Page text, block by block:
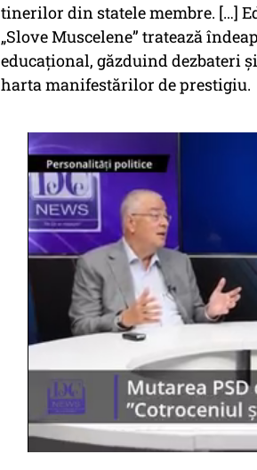
tinerilor din statele membre. […]
„Slove Muscelene” tratează
educațional, găzduind dezbateri
harta manifestărilor de prestigiu.